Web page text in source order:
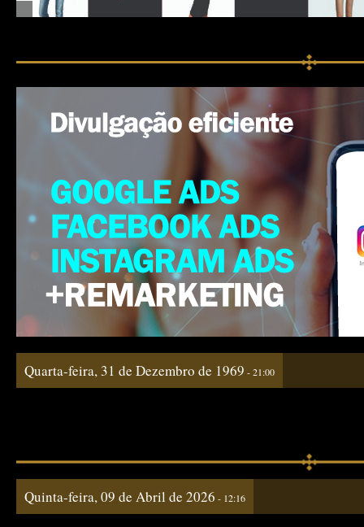
Quarta-feira, 31 de Dezembro de 1969 - 21:00
Quinta-feira, 09 de Abril de 2026 - 12:16